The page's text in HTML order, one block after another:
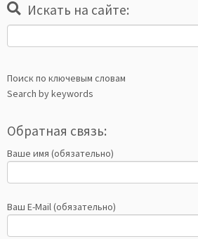
Искать на сайте:
Поиск по ключевым словам
Search by keywords
Обратная связь:
Ваше имя (обязательно)
Ваш E-Mail (обязательно)